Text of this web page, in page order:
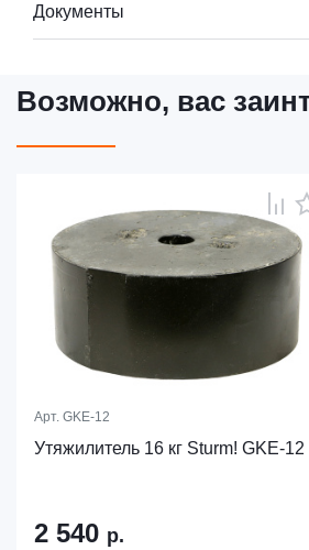
Документы
Возможно, вас
Арт. GKE-12
Утяжилитель 16 кг Sturm! GKE-12
2 540 р.